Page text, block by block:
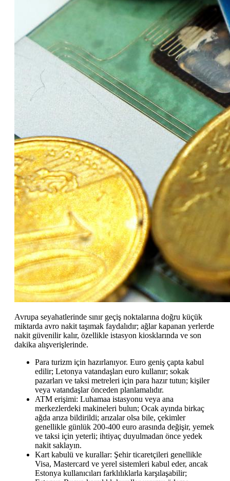
Avrupa seyahatlerinde sınır geçiş noktalarına doğru küçük
miktarda avro nakit taşımak faydalıdır; ağlar kapanan yerlerde
nakit güvenilir kalır, özellikle istasyon kiosklarında ve son
dakika alışverişlerinde.
Para turizm için hazırlanıyor. Euro geniş çapta kabul
edilir; Letonya vatandaşları euro kullanır; sokak
pazarları ve taksi metreleri için para hazır tutun; kişiler
veya vatandaşlar önceden planlamalıdır.
ATM erişimi: Luhamaa istasyonu veya ana
merkezlerdeki makineleri bulun; Ocak ayında birkaç
ağda arıza bildirildi; arızalar olsa bile, çekimler
genellikle günlük 200-400 euro arasında değişir, yemek
ve taksi için yeterli; ihtiyaç duyulmadan önce yedek
nakit saklayın.
Kart kabulü ve kurallar: Şehir ticaretçileri genellikle
Visa, Mastercard ve yerel sistemleri kabul eder, ancak
Estonya kullanıcıları farklılıklarla karşılaşabilir;